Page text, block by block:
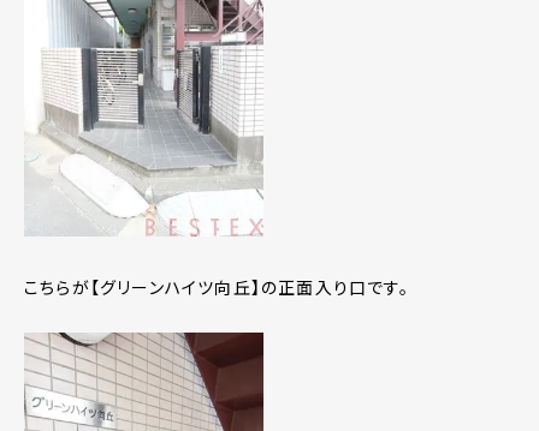
こちらが【グリーンハイツ向丘】の正面入り口です。